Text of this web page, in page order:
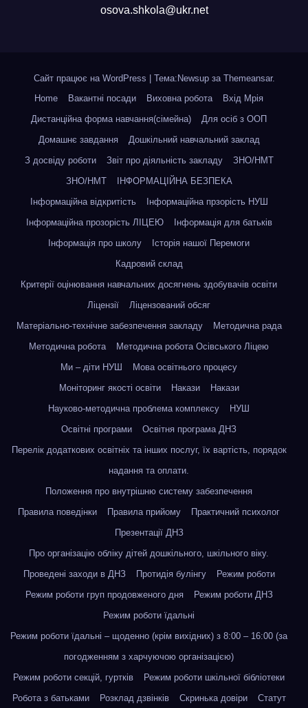
osova.shkola@ukr.net
Сайт працює на WordPress Тема:Newsup за Themeansar.
Home
Вакантні посади Виховна робота
Вхід Мрія
Дистанційна форма навчання(сімейна)
Для осіб з ООП
Домашнє завдання
Дошкільний навчальний заклад
З досвіду роботи
Звіт про діяльність закладу
ЗНО/НМТ
ЗНО/НМТ
ІНФОРМАЦІЙНА БЕЗПЕКА
Інформаційна відкритість
Інформаційна прзорість НУШ
Інформаційна прозорість ЛІЦЕЮ
Інформація для батьків
Інформація про школу
Історія нашої Перемоги
Кадровий склад
Критерії оцінювання навчальних досягнень здобувачів освіти
Ліцензії
Ліцензований обсяг
Матеріально-технічне забезпечення закладу
Методична рада
Методична робота
Методична робота Осівського Ліцею
Ми – діти НУШ
Мова освітнього процесу
Моніторинг якості освіти
Накази
Накази
Науково-методична проблема комплексу
НУШ
Освітні програми
Освітня програма ДНЗ
Перелік додаткових освітніх та інших послуг, їх вартість, порядок
надання та оплати.
Положення про внутрішню систему забезпечення
Правила поведінки
Правила прийому
Практичний психолог
Презентації ДНЗ
Про організацію обліку дітей дошкільного, шкільного віку.
Проведені заходи в ДНЗ
Протидія булінгу
Режим роботи
Режим роботи груп продовженого дня
Режим роботи ДНЗ
Режим роботи їдальні
Режим роботи їдальні – щоденно (крім вихідних) з 8:00 – 16:00 (за
погодженням з харчуючою організацією)
Режим роботи секцій, гуртків
Режим роботи шкільної бібліотеки
Робота з батьками
Розклад дзвінків Скринька довіри Статут